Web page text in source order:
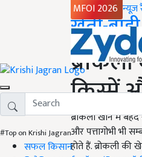
MFOI 2026 न्यूज़
#Top on Krishi Jagran
सफल किसान
Home
खेती-बाड़ी
किस्में
ब्रोकली खाने में
और पत्तागोभी भी
होते हैं. ब्रोकली